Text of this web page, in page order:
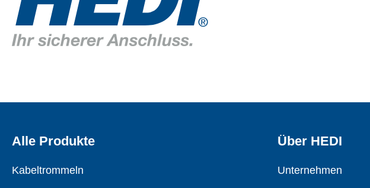
Alle Produkte
Kabeltrommeln
Über HEDI
Unternehmen